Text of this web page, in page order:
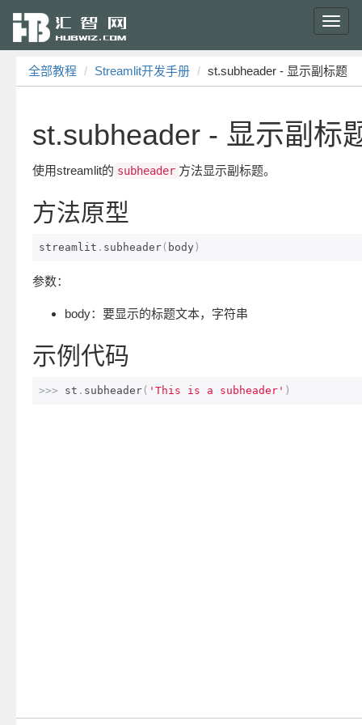
全部教程 Streamlit开发手册 st.subheader - 显示副标题
st.subheader - 显示副标
使用streamlit的 subheader 方法显示副标题。
方法原型
streamlit . subheader( body )
参数：
body：要显示的标题文本，字符串
示例代码
>>> st . subheader( 'This is a subheader' )